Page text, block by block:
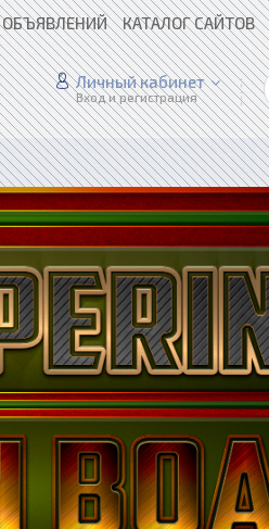
КАТАЛОГ САЙТОВ
Личный кабинет
Вход и регистрация